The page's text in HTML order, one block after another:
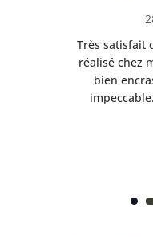
Très satisfait
réalisé chez
bien